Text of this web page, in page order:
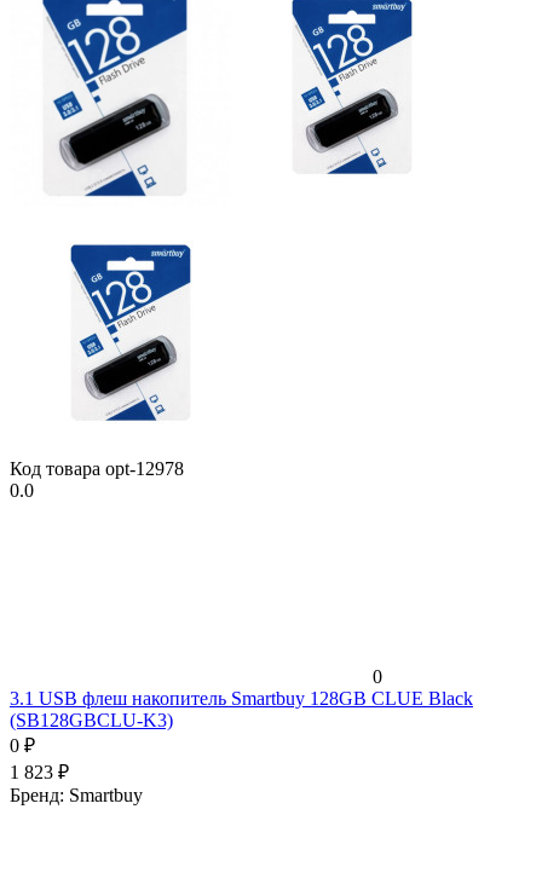
Код товара opt-12978
0.0
0
3.1 USB флеш накопитель Smartbuy 128GB CLUE Black
(SB128GBCLU-K3)
0 ₽
1 823 ₽
Бренд: Smartbuy